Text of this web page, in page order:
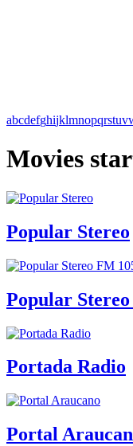
abcdefghijklmnopqrstuv
Movies
Popular Stereo
Popular
Portada Radio
Portal